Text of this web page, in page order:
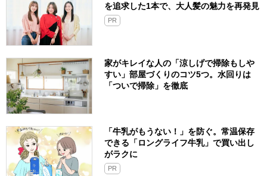
を追求した1本で、大人髪の魅力を再発見
PR
家がキレイな人の「涼しげで掃除もしや
すい」部屋づくりのコツ5つ。水回りは
「ついで掃除」を徹底
「牛乳がもうない！」を防ぐ。常温保存
できる「ロングライフ牛乳」で買い出し
がラクに
PR